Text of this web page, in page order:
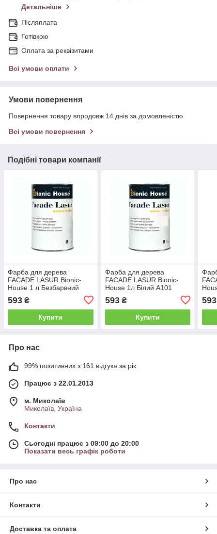
Детальніше
Післяплата
Готівкою
Оплата за реквізитами
Всі умови оплати
Умови повернення
Повернення товару впродовж 14 днів за домовленістю
Всі умови повернення
Подібні товари компанії
Фарба для дерева
FACADE LASUR Bionic-
House 1 л Безбарвний
593 ₴
Купити
Фарба для дерева
FACADE LASUR Bionic-
House 1л Білий А101
593₴
Купити
593
Про нас
99% позитивних з 161 відгука за рік
Працює з 22.01.2013
м. Миколаїв
Миколаїв, Україна
Контакти
Сьогодні працює з 09:00 до 20:00
Показати весь графік роботи
Про нас
Контакти
Доставка та оплата